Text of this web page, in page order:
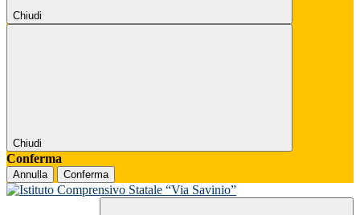
Chiudi
Chiudi
Conferma
Annulla Conferma